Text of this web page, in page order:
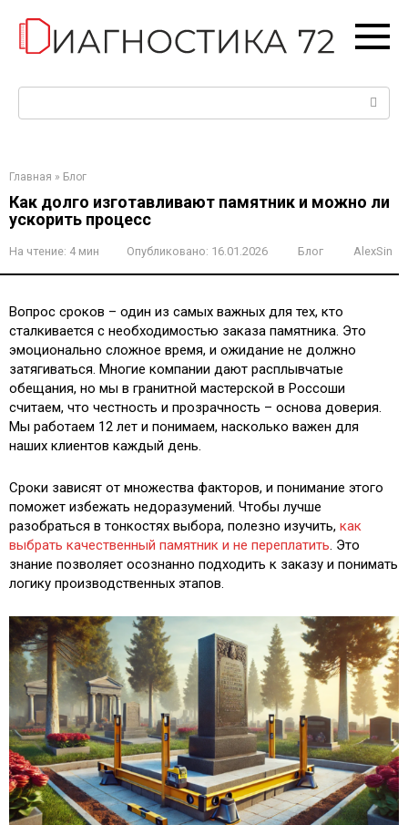
контенту
Главная » Блог
Как долго изготавливают памятник и можно ли
ускорить процесс
На чтение: 4 мин Опубликовано: 16.01.2026 Блог AlexSin
Вопрос сроков – один из самых важных для тех, кто
сталкивается с необходимостью заказа памятника. Это
эмоционально сложное время, и ожидание не должно
затягиваться. Многие компании дают расплывчатые
обещания, но мы в гранитной мастерской в Россоши
считаем, что честность и прозрачность – основа доверия.
Мы работаем 12 лет и понимаем, насколько важен для
наших клиентов каждый день.
Сроки зависят от множества факторов, и понимание этого
поможет избежать недоразумений. Чтобы лучше
разобраться в тонкостях выбора, полезно изучить, как
выбрать качественный памятник и не переплатить . Это
знание позволяет осознанно подходить к заказу и понимать
логику производственных этапов.